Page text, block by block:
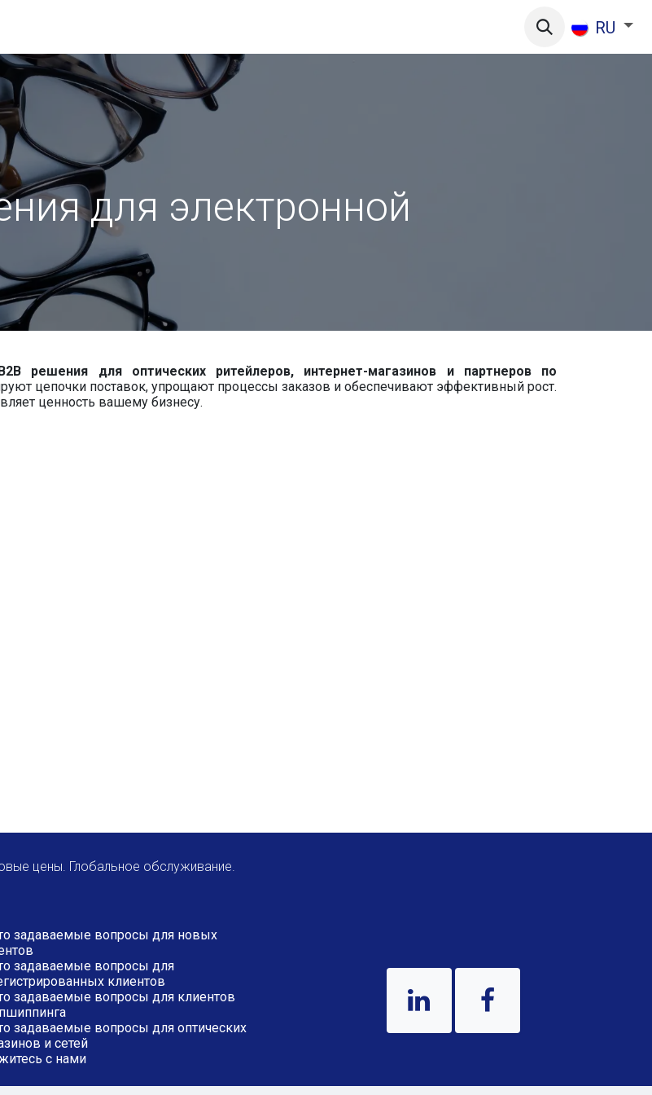
RU
для электронной
решения для оптических ритейлеров, интернет-магазинов и партнеров по
цепочки поставок, упрощают процессы заказов и обеспечивают эффективный рост.
ценность вашему бизнесу.
цены. Глобальное обслуживание.
задаваемые вопросы для новых
задаваемые вопросы для
клиентов
задаваемые вопросы для клиентов
задаваемые вопросы для оптических
и сетей
с нами